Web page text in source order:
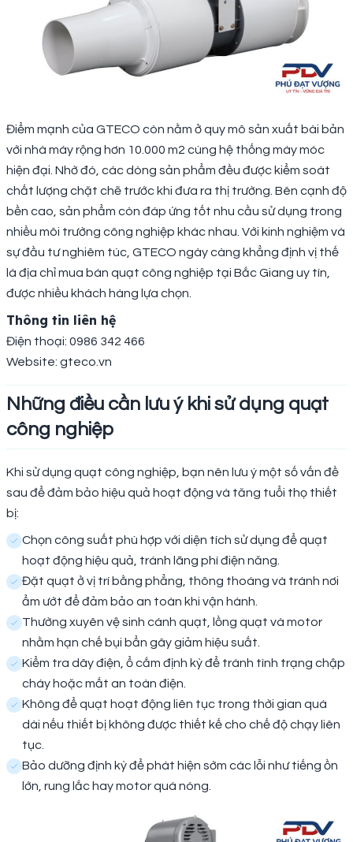
Điểm mạnh của GTECO còn nằm ở quy mô sản xuất bài bản
với nhà máy rộng hơn 10.000 m2 cùng hệ thống máy móc
hiện đại. Nhờ đó, các dòng sản phẩm đều được kiểm soát
chất lượng chặt chẽ trước khi đưa ra thị trường. Bên cạnh độ
bền cao, sản phẩm còn đáp ứng tốt nhu cầu sử dụng trong
nhiều môi trường công nghiệp khác nhau. Với kinh nghiệm và
sự đầu tư nghiêm túc, GTECO ngày càng khẳng định vị thế
là địa chỉ mua bán quạt công nghiệp tại Bắc Giang uy tín,
được nhiều khách hàng lựa chọn.
Thông tin liên hệ
Điện thoại: 0986 342 466
Website: gteco.vn
Những điều cần lưu ý khi sử dụng quạt
công nghiệp
Khi sử dụng quạt công nghiệp, bạn nên lưu ý một số vấn đề
sau để đảm bảo hiệu quả hoạt động và tăng tuổi thọ thiết
bị:
Chọn công suất phù hợp với diện tích sử dụng để quạt
hoạt động hiệu quả, tránh lãng phí điện năng.
Đặt quạt ở vị trí bằng phẳng, thông thoáng và tránh nơi
ẩm ướt để đảm bảo an toàn khi vận hành.
Thường xuyên vệ sinh cánh quạt, lồng quạt và motor
nhằm hạn chế bụi bẩn gây giảm hiệu suất.
Kiểm tra dây điện, ổ cắm định kỳ để tránh tình trạng chập
cháy hoặc mất an toàn điện.
Không để quạt hoạt động liên tục trong thời gian quá
dài nếu thiết bị không được thiết kế cho chế độ chạy liên
tục.
Bảo dưỡng định kỳ để phát hiện sớm các lỗi như tiếng ồn
lớn, rung lắc hay motor quá nóng.